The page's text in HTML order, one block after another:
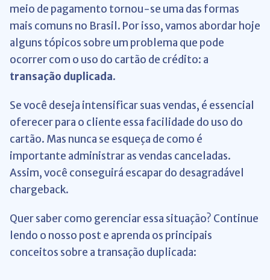
meio de pagamento tornou-se uma das formas
mais comuns no Brasil. Por isso, vamos abordar hoje
alguns tópicos sobre um problema que pode
ocorrer com o uso do cartão de crédito: a
transação duplicada.
Se você deseja intensificar suas vendas, é essencial
oferecer para o cliente essa facilidade do uso do
cartão. Mas nunca se esqueça de como é
importante administrar as vendas canceladas.
Assim, você conseguirá escapar do desagradável
chargeback.
Quer saber como gerenciar essa situação? Continue
lendo o nosso post e aprenda os principais
conceitos sobre a transação duplicada: